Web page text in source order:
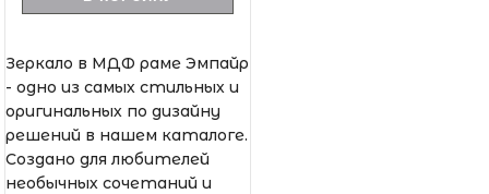
Зеркало в МДФ раме Эмпайр
- одно из самых стильных и
оригинальных по дизайну
решений в нашем каталоге.
Создано для любителей
необычных сочетаний и